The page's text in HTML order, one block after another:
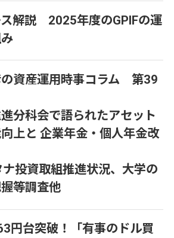
解説 2025年度のGPIFの運
資産運用時事コラム 第39
分科会で語られたアセット
上と 企業年金・個人年金改
ナ投資取組推進状況、大学の
等調査他
円台突破！「有事のドル買